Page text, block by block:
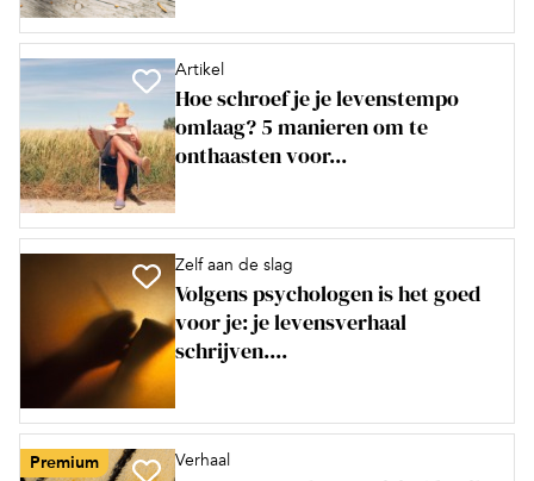
Artikel
Hoe schroef je je levenstempo
omlaag? 5 manieren om te
onthaasten voor...
Zelf aan de slag
Volgens psychologen is het goed
voor je: je levensverhaal
schrijven....
Premium Verhaal